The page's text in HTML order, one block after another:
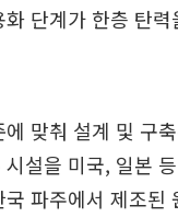
단계가 한층 탄력
맞춰 설계 및 구
설을 미국, 일본
파주에서 제조된